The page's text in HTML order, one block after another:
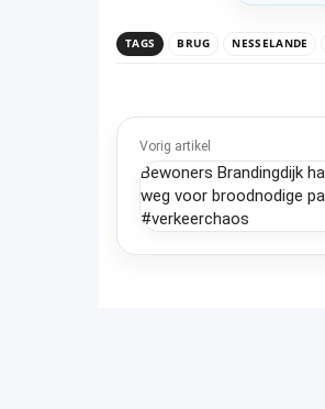
TAGS BRUG NESSELANDE
Vorig artikel
Bewoners Brandingdijk
weg voor broodnodige
#verkeerchaos